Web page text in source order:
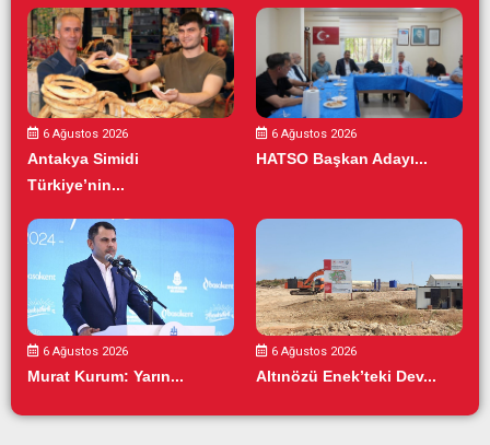
6 Ağustos 2026
Antakya Simidi
Türkiye’nin...
6 Ağustos 2026
HATSO Başkan Adayı...
6 Ağustos 2026
Murat Kurum: Yarın...
6 Ağustos 2026
Altınözü Enek’teki Dev...